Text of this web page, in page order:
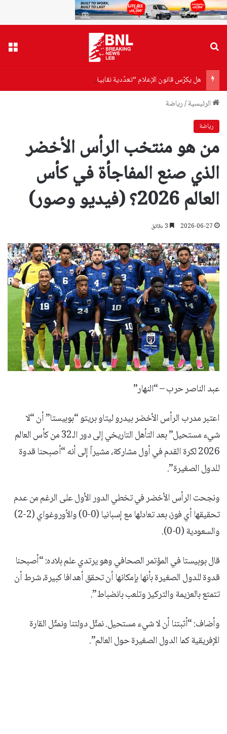
هل يكرّس قانون الإعلام “تعدّدية نقابية” أو يفتح “دكاكين طائفية”؟
الرئيسية/رياضة
رياضة
من هو منتخب الرأس الأخضر
الذي صنع المفاجأة في كأس
العالم 2026؟ (فيديو وصور)
2026-06-27
عبد الناصر حرب – “النهار”
اعتبر مدرب الرأس الأخضر بيدرو ليتاو بريتو “بوبيستا” أن “لا
شيء مستحيل” بعد التأهل التاريخي إلى دور الـ32 من كأس العالم
2026 لكرة القدم في أول مشاركة، مشيراً إلى أنه “أصبحنا قدوة
للدول الصغيرة”.
ونجحت الرأس الأخضر في تخطي الدور الأول على الرغم من عدم
تحقيقها أي فوز، بعد تعادلها مع إسبانيا (0-0) والأوروغواي (2-2)
والسعودية (0-0).
قال بوبيستا في المؤتمر الصحافي وهو يرتدي علم بلاده: “أصبحنا
قدوة للدول الصغيرة بأنها بإمكانها أن تحقق أهدافا كبيرة، شرط أن
تتمتع بالعزيمة والتركيز وتلعب بانضباط”.
وأضاف: “أثبتنا أن لا شيء مستحيل. نمثّل دولتنا ونمثّل القارة
الإفريقية كما الدول الصغيرة حول العالم”.